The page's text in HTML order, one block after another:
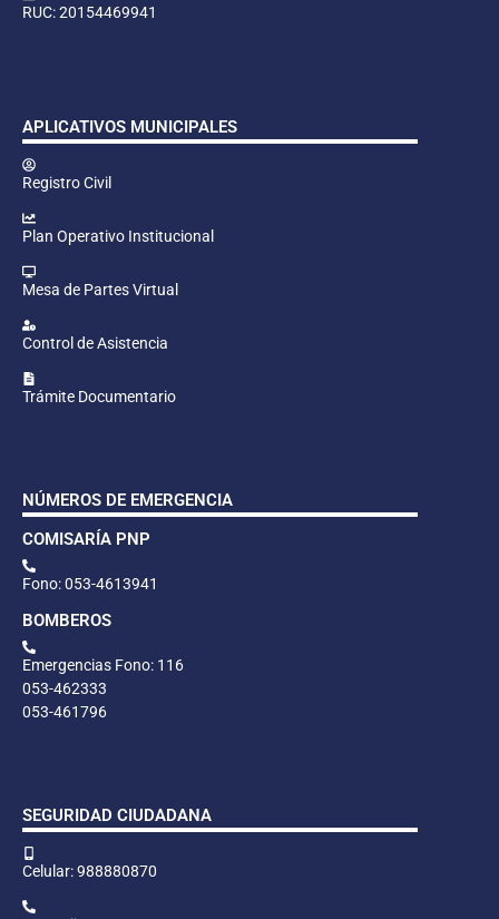
RUC: 20154469941
APLICATIVOS MUNICIPALES
Registro Civil
Plan Operativo Institucional
Mesa de Partes Virtual
Control de Asistencia
Trámite Documentario
NÚMEROS DE EMERGENCIA
COMISARÍA PNP
Fono: 053-4613941
BOMBEROS
Emergencias Fono: 116
053-462333
053-461796
SEGURIDAD CIUDADANA
Celular: 988880870